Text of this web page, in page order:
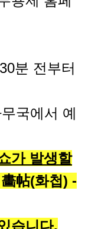
분 전부터
국에서 예
가 발생할
帖(화첩) -